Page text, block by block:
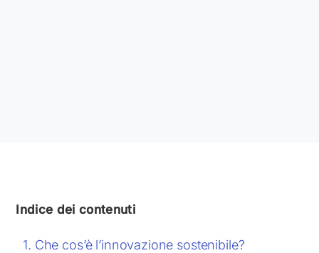
Indice dei contenuti
Che cos’è l’innovazione sostenibile?